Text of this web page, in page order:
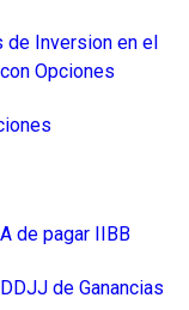
de Inversion en el
Opciones
de pagar IIBB
de Ganancias